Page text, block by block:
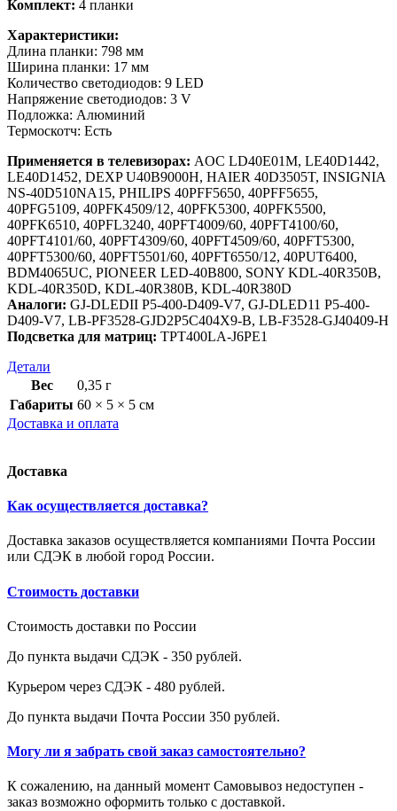
Комплект: 4 планки
Характеристики:
Длина планки: 798 мм
Ширина планки: 17 мм
Количество светодиодов: 9 LED
Напряжение светодиодов: 3 V
Подложка: Алюминий
Термоскотч: Есть
Применяется в телевизорах: AOC LD40E01M, LE40D1442,
LE40D1452, DEXP U40B9000H, HAIER 40D3505T, INSIGNIA
NS-40D510NA15, PHILIPS 40PFF5650, 40PFF5655,
40PFG5109, 40PFK4509/12, 40PFK5300, 40PFK5500,
40PFK6510, 40PFL3240, 40PFT4009/60, 40PFT4100/60,
40PFT4101/60, 40PFT4309/60, 40PFT4509/60, 40PFT5300,
40PFT5300/60, 40PFT5501/60, 40PFT6550/12, 40PUT6400,
BDM4065UC, PIONEER LED-40B800, SONY KDL-40R350B,
KDL-40R350D, KDL-40R380B, KDL-40R380D
Аналоги: GJ-DLEDII P5-400-D409-V7, GJ-DLED11 P5-400-
D409-V7, LB-PF3528-GJD2P5C404X9-B, LB-F3528-GJ40409-H
Подсветка для матриц: TPT400LA-J6PE1
Детали
Вес
0,35 г
Габариты 60 × 5 × 5 см
Доставка и оплата
Доставка
Как осуществляется доставка?
Доставка заказов осуществляется компаниями Почта России
или СДЭК в любой город России.
Стоимость доставки
Стоимость доставки по России
До пункта выдачи СДЭК - 350 рублей.
Курьером через СДЭК - 480 рублей.
До пункта выдачи Почта России 350 рублей.
Могу ли я забрать свой заказ самостоятельно?
К сожалению, на данный момент Самовывоз недоступен -
заказ возможно оформить только с доставкой.